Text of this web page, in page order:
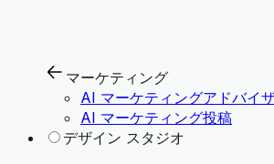
マーケティング
AI マーケティングアドバイ
AI マーケティング投稿
デザイン スタジオ